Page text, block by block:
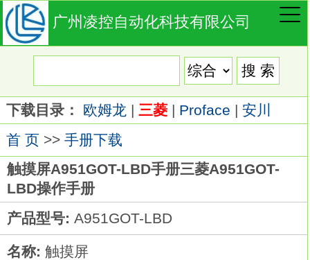
广州凌控自动化科技有限公司
下载目录： 欧姆龙 | 三菱| Proface | 安川
首 页>> 手册下载
触摸屏A951GOT-LBD手册三菱A951GOT-
LBD操作手册
产品型号: A951GOT-LBD
名称: 触摸屏